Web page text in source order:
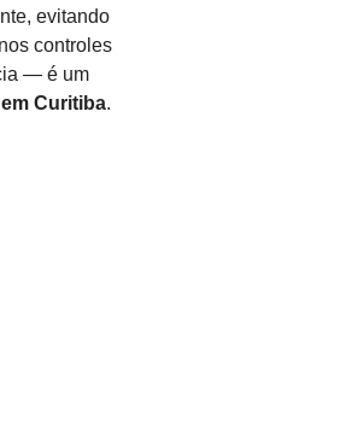
evitando
controles
— é um
em Curitiba.